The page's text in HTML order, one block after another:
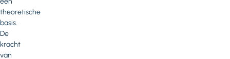
theoretische
basis.
De
kracht
van